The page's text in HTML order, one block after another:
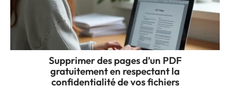
Supprimer des pages d’un PDF
gratuitement en respectant la
confidentialité de vos fichiers